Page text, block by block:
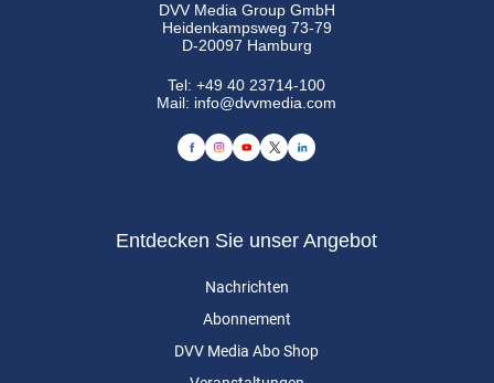
DVV Media Group GmbH
Heidenkampsweg 73-79
D-20097 Hamburg
Tel:+49 40 23714-100
Mail: info@dvvmedia.com
Entdecken Sie unser Angebot
Nachrichten
Abonnement
DVV Media Abo Shop